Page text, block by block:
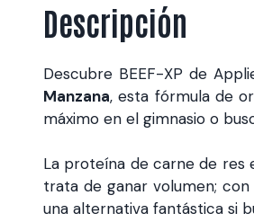
Descripción
Descubre BEEF-XP de
Manzana, esta fórmula de
máximo en el gimnasio o
La proteína de carne de res
trata de ganar volumen;
una alternativa fantástica si